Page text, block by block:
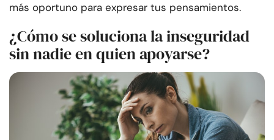
más oportuno para expresar tus pensamientos.
¿Cómo se soluciona la inseguridad
sin nadie en quien apoyarse?